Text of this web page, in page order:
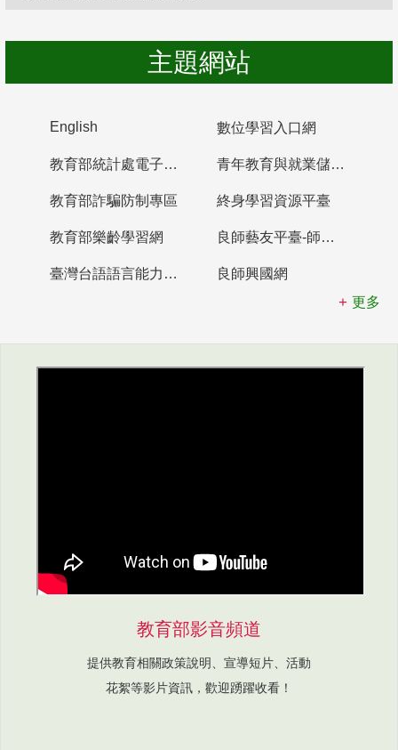
主題網站
English 數位學習入口網
教育部統計處電子書櫃 青年教育與就業儲蓄帳戶
教育部詐騙防制專區 終身學習資源平臺
教育部樂齡學習網 良師藝友平臺-師資培育整合平臺
臺灣台語語言能力認證網站
良師興國網
更多
教育部影音頻道
提供教育相關政策說明、宣導短片、活動
花絮等影片資訊，歡迎踴躍收看！